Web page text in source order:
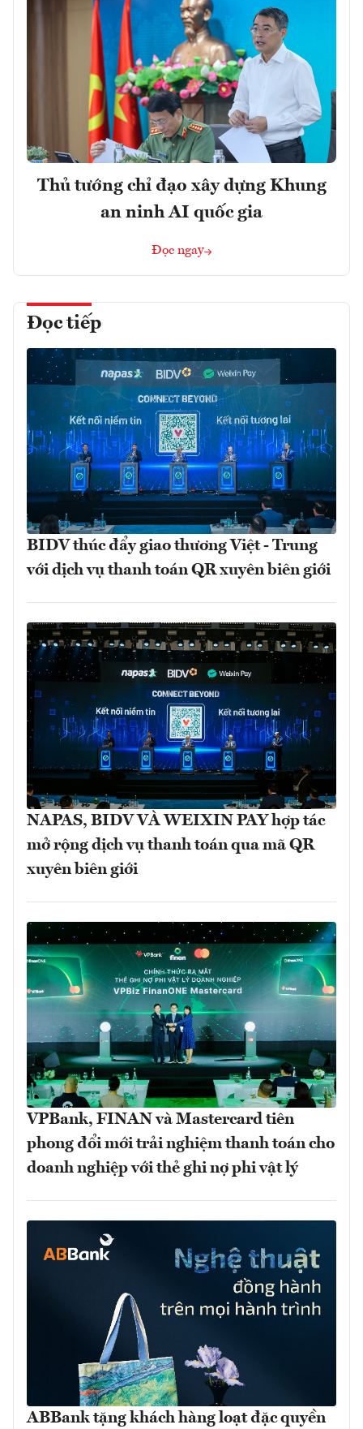
Thủ tướng chỉ đạo xây dựng Khung
an ninh AI quốc gia
Đọc ngay
Đọc tiếp
BIDV thúc đẩy giao thương Việt - Trung
với dịch vụ thanh toán QR xuyên biên giới
NAPAS, BIDV VÀ WEIXIN PAY hợp tác
mở rộng dịch vụ thanh toán qua mã QR
xuyên biên giới
VPBank, FINAN và Mastercard tiên
phong đổi mới trải nghiệm thanh toán cho
doanh nghiệp với thẻ ghi nợ phi vật lý
ABBank tặng khách hàng loạt đặc quyền